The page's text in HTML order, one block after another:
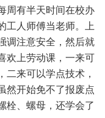
周有半天时间在校办
工人师傅当老师。上
调注意安全，然后就
欢上劳动课，一来可
二来可以学点技术，
然开始免不了报废点
栓、螺母，还学会了